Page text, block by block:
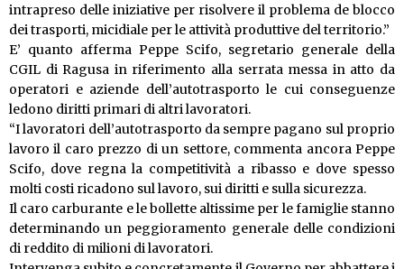
intrapreso delle iniziative per risolvere il problema de blocco
dei trasporti, micidiale per le attività produttive del territorio.”
E’ quanto afferma Peppe Scifo, segretario generale della
CGIL di Ragusa in riferimento alla serrata messa in atto da
operatori e aziende dell’autotrasporto le cui conseguenze
ledono diritti primari di altri lavoratori.
“I lavoratori dell’autotrasporto da sempre pagano sul proprio
lavoro il caro prezzo di un settore, commenta ancora Peppe
Scifo, dove regna la competitività a ribasso e dove spesso
molti costi ricadono sul lavoro, sui diritti e sulla sicurezza.
Il caro carburante e le bollette altissime per le famiglie stanno
determinando un peggioramento generale delle condizioni
di reddito di milioni di lavoratori.